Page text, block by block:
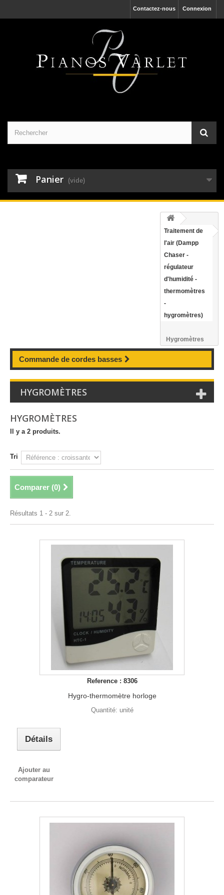
Connexion
Contactez-nous
Panier (vide)
Traitement de
l'air (Dampp
Chaser -
régulateur
d'humidité -
thermomètres
-
hygromètres)
Hygromètres
Commande de cordes basses
HYGROMÈTRES
HYGROMÈTRES
Il y a 2 produits.
Tri
Comparer (0)
Résultats 1 - 2 sur 2.
Reference : 8306
Hygro-thermomètre horloge
Quantité: unité
Détails
Ajouter au
comparateur